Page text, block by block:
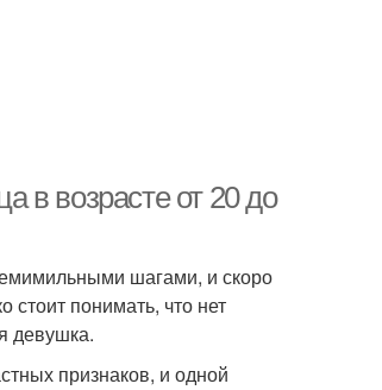
в возрасте от 20 до
шагами, и скоро
понимать, что нет
девушка.
признаков, и одной